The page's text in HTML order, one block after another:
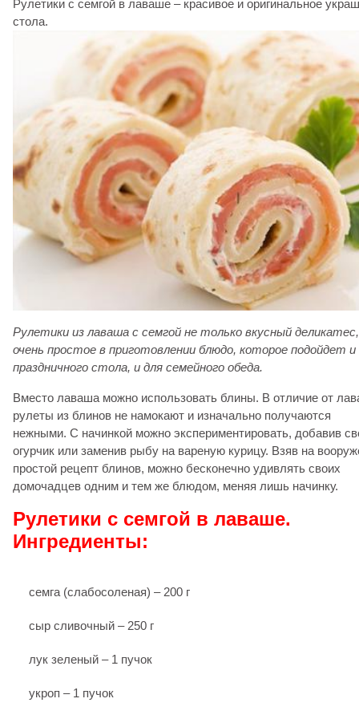
Рулетики с семгой в лаваше – красивое и оригинальное
стола.
Рулетики из лаваша с семгой не только вкусный
очень простое в приготовлении блюдо, которое подойдет и
праздничного стола, и для семейного обеда.
Вместо лаваша можно использовать блины. В отличие от
рулеты из блинов не намокают и изначально получаются
нежными. С начинкой можно экспериментировать, добавив
огурчик или заменив рыбу на вареную курицу. Взяв на
простой рецепт блинов, можно бесконечно удивлять своих
домочадцев одним и тем же блюдом, меняя лишь начинку.
Рулетики с семгой в лаваше.
Ингредиенты:
семга (слабосоленая) – 200 г
сыр сливочный – 250 г
лук зеленый – 1 пучок
укроп – 1 пучок